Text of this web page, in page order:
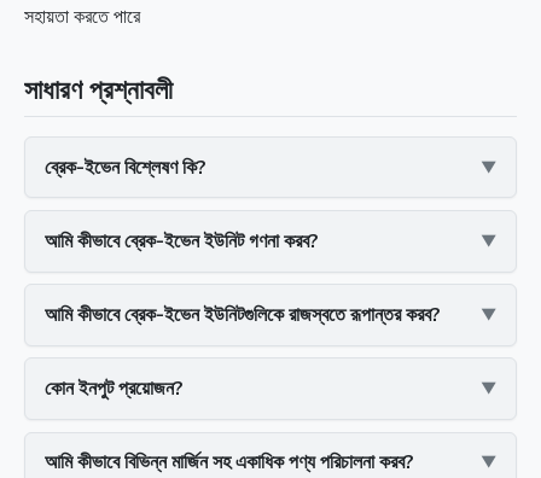
সহায়তা করতে পারে
সাধারণ প্রশ্নাবলী
ব্রেক-ইভেন বিশ্লেষণ কি?
আমি কীভাবে ব্রেক-ইভেন ইউনিট গণনা করব?
আমি কীভাবে ব্রেক-ইভেন ইউনিটগুলিকে রাজস্বতে রূপান্তর করব?
কোন ইনপুট প্রয়োজন?
আমি কীভাবে বিভিন্ন মার্জিন সহ একাধিক পণ্য পরিচালনা করব?